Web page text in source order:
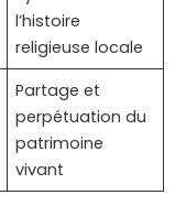
l’histoire
religieuse locale
Partage et
perpétuation du
patrimoine
vivant